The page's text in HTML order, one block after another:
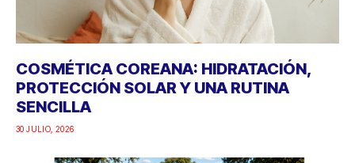
COSMÉTICA COREANA: HIDRATACIÓN,
PROTECCIÓN SOLAR Y UNA RUTINA
SENCILLA
30 JULIO, 2026